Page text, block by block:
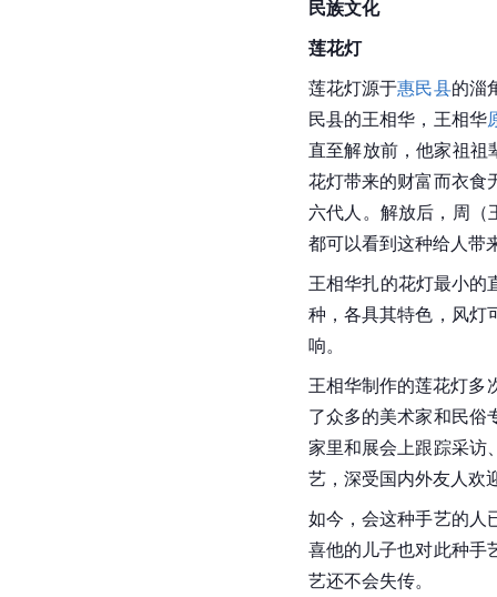
民族文化
莲花灯
莲花灯源于惠民县的淄
民县的王相华，王相华
直至解放前，他家祖祖
花灯带来的财富而衣食
六代人。解放后，周（
都可以看到这种给人带
王相华扎的花灯最小的
种，各具其特色，风灯
响。
王相华制作的莲花灯多
了众多的美术家和民俗
家里和展会上跟踪采访
艺，深受国内外友人欢
如今，会这种手艺的人
喜他的儿子也对此种手
艺还不会失传。